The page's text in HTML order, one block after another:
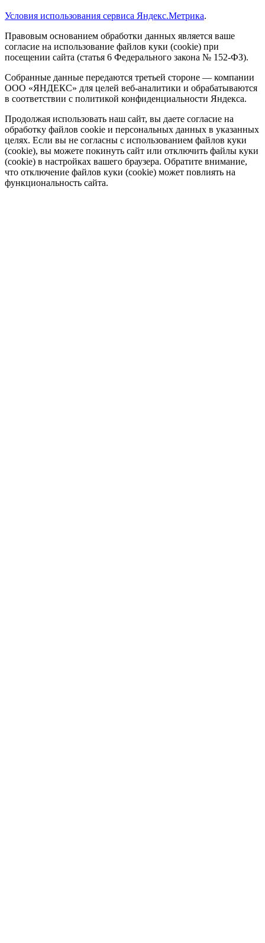
Условия использования сервиса Яндекс.Метрика.
Правовым основанием обработки данных является ваше
согласие на использование файлов куки (cookie) при
посещении сайта (статья 6 Федерального закона № 152-ФЗ).
Собранные данные передаются третьей стороне — компании
ООО «ЯНДЕКС» для целей веб-аналитики и обрабатываются
в соответствии с политикой конфиденциальности Яндекса.
Продолжая использовать наш сайт, вы даете согласие на
обработку файлов cookie и персональных данных в указанных
целях. Если вы не согласны с использованием файлов куки
(cookie), вы можете покинуть сайт или отключить файлы куки
(cookie) в настройках вашего браузера. Обратите внимание,
что отключение файлов куки (cookie) может повлиять на
функциональность сайта.